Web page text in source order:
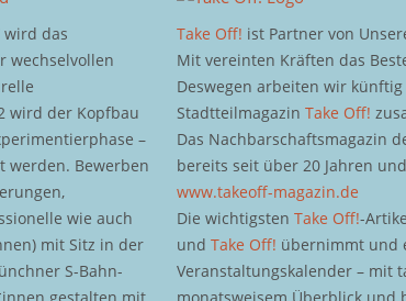
wird das
wechselvollen
wird der Kopfbau
–
werden. Bewerben
wie auch
mit Sitz in der
S-Bahn-
Take Off! ist Partner von
Mit vereinten Kräften das
Deswegen arbeiten wir
StadtteilmagazinTake Off!
Das Nachbarschaftsmagazin
bereits seit über 20 Jahren
www.takeoff-magazin.de
Die wichtigstenTake Off!-
undTake Off! übernimmt und
Veranstaltungskalender – mit